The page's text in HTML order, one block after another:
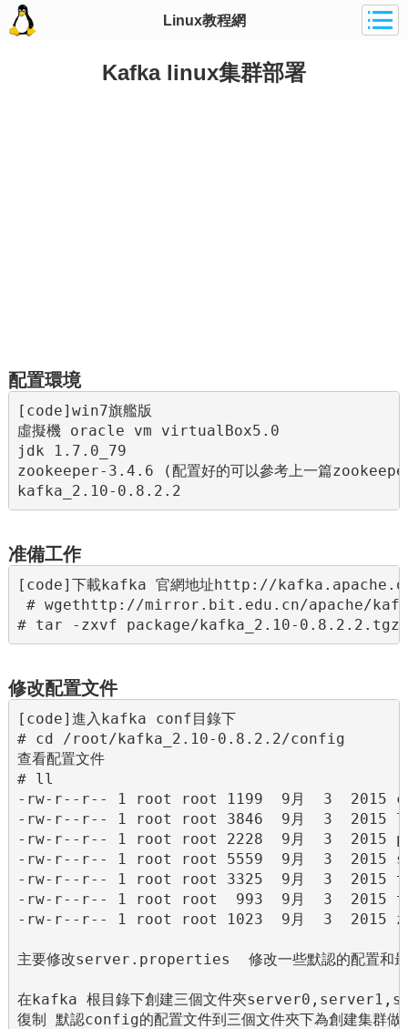
Linux教程網
Kafka linux集群部署
配置環境
[code]win7旗艦版
虛擬機 oracle vm virtualBox5.0
jdk 1.7.0_79
zookeeper-3.4.6 (配置好的可以參考上一篇
kafka_2.10-0.8.2.2
准備工作
[code]下載kafka 官網地址http://
# wgethttp://mirror.bit.edu.cn/apache/
# tar -zxvf package/kafka_2.10-0.8.2.2.tgz
修改配置文件
[code]進入kafka conf目錄下
# cd /root/kafka_2.10-0.8.2.2/config
查看配置文件
# ll
-rw-r--r-- 1 root root 1199  9月  3  2015
-rw-r--r-- 1 root root 3846  9月  3  2015
-rw-r--r-- 1 root root 2228  9月  3  2015
-rw-r--r-- 1 root root 5559  9月  3  2015
-rw-r--r-- 1 root root 3325  9月  3  2015
-rw-r--r-- 1 root root  993  9月  3  2015
-rw-r--r-- 1 root root 1023  9月  3  2015
主要修改server.properties  修改一些默認的配置和最
在kafka 根目錄下創建三個文件夾
復制 默認config的配置文件到三個文件夾下為創建集群做